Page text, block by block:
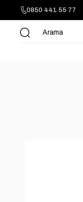
0850 441 55 77